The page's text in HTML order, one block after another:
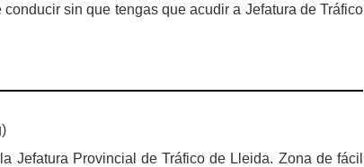
sin que tengas que acudir a Jefatura de Tráfico
Jefatura Provincial de Tráfico de Lleida. Zona de fácil